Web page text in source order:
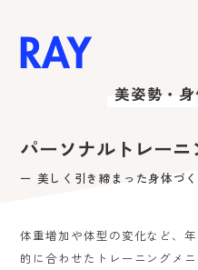
お悩み別メニュー
美姿勢・身体の引き締め
ご予約・お問い合わせ
美姿勢・
パーソナルトレーニ
ー 美しく引き締まった身体づく
体重増加や体型の変化など、
的に合わせたトレーニングメ